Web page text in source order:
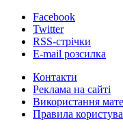
Facebook
Twitter
RSS-стрічки
E-mail розсилка
Контакти
Реклама на сайті
Використання
Правила